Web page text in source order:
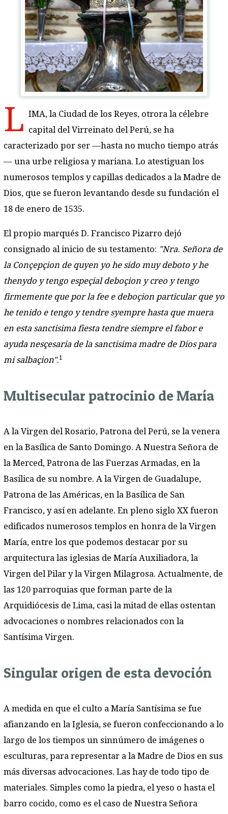
L IMA, la Ciudad de los Reyes, otrora la célebre
capital del Virreinato del Perú, se ha
caracterizado por ser —hasta no mucho tiempo atrás
— una urbe religiosa y mariana. Lo atestiguan los
numerosos templos y capillas dedicados a la Madre de
Dios, que se fueron levantando desde su fundación el
18 de enero de 1535.
El propio marqués D. Francisco Pizarro dejó
consignado al inicio de su testamento: "Nra. Señora de
la Conçepçion de quyen yo he sido muy deboto y he
thenydo y tengo espeçial deboçion y creo y tengo
firmemente que por la fee e deboçion particular que yo
he tenido e tengo y tendre syempre hasta que muera
en esta sanctisima fiesta tendre siempre el fabor e
ayuda nesçesaria de la sanctisima madre de Dios para
mi salbaçion".1
Multisecular patrocinio de María
A la Virgen del Rosario, Patrona del Perú, se la venera
en la Basílica de Santo Domingo. A Nuestra Señora de
la Merced, Patrona de las Fuerzas Armadas, en la
Basílica de su nombre. A la Virgen de Guadalupe,
Patrona de las Américas, en la Basílica de San
Francisco, y así en adelante. En pleno siglo XX fueron
edificados numerosos templos en honra de la Virgen
María, entre los que podemos destacar por su
arquitectura las iglesias de María Auxiliadora, la
Virgen del Pilar y la Virgen Milagrosa. Actualmente, de
las 120 parroquias que forman parte de la
Arquidiócesis de Lima, casi la mitad de ellas ostentan
advocaciones o nombres relacionados con la
Santísima Virgen.
Singular origen de esta devoción
A medida en que el culto a María Santísima se fue
afianzando en la Iglesia, se fueron confeccionando a lo
largo de los tiempos un sinnúmero de imágenes o
esculturas, para representar a la Madre de Dios en sus
más diversas advocaciones. Las hay de todo tipo de
materiales. Simples como la piedra, el yeso o hasta el
barro cocido, como es el caso de Nuestra Señora